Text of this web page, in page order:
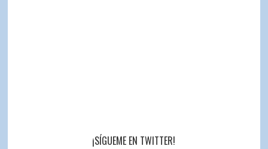
¡SÍGUEME EN TWITTER!